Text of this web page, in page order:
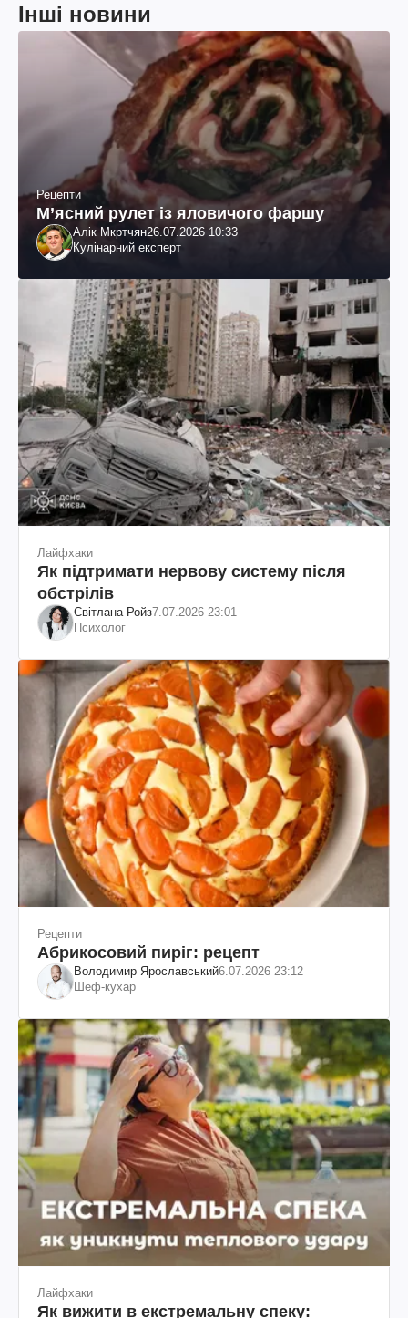
Інші новини
Рецепти
М’ясний рулет із яловичого фаршу
Алік Мкртчян26.07.2026 10:33
Кулінарний експерт
Лайфхаки
Як підтримати нервову систему після
обстрілів
Світлана Ройз7.07.2026 23:01
Психолог
Рецепти
Абрикосовий пиріг: рецепт
Володимир Ярославський6.07.2026 23:12
Шеф-кухар
Лайфхаки
Як вижити в екстремальну спеку: